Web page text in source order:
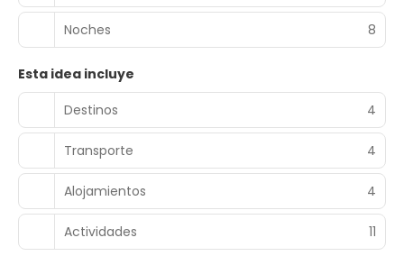
Noches 8
Esta idea incluye
Destinos
4
Transporte 4
Alojamientos 4
Actividades 11